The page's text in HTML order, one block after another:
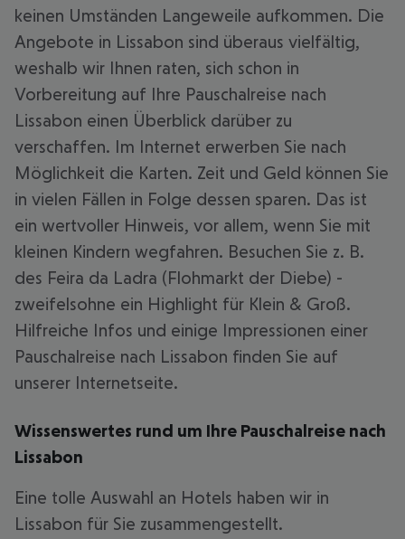
keinen Umständen Langeweile aufkommen. Die
Angebote in Lissabon sind überaus vielfältig,
weshalb wir Ihnen raten, sich schon in
Vorbereitung auf Ihre Pauschalreise nach
Lissabon einen Überblick darüber zu
verschaffen. Im Internet erwerben Sie nach
Möglichkeit die Karten. Zeit und Geld können Sie
in vielen Fällen in Folge dessen sparen. Das ist
ein wertvoller Hinweis, vor allem, wenn Sie mit
kleinen Kindern wegfahren. Besuchen Sie z. B.
des Feira da Ladra (Flohmarkt der Diebe) -
zweifelsohne ein Highlight für Klein & Groß.
Hilfreiche Infos und einige Impressionen einer
Pauschalreise nach Lissabon finden Sie auf
unserer Internetseite.
Wissenswertes rund um Ihre Pauschalreise nach
Lissabon
Eine tolle Auswahl an Hotels haben wir in
Lissabon für Sie zusammengestellt.